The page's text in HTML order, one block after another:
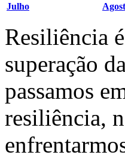
Julho
Resiliência
superação
passamos
resiliência,